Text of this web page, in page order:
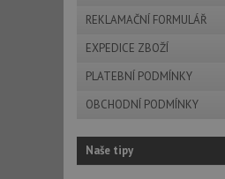
REKLAMAČNÍ FORMULÁŘ
EXPEDICE ZBOŽÍ
PLATEBNÍ PODMÍNKY
OBCHODNÍ PODMÍNKY
Naše tipy